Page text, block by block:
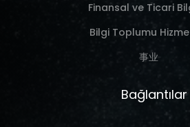
Finansal ve Ticari
Bilgi Toplumu
事业
Bağlantılar